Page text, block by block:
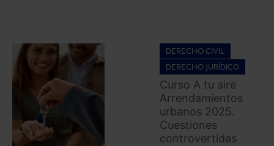
DERECHO CIVIL
DERECHO JURÍDICO
Curso A tu aire
Arrendamientos
urbanos 2025.
Cuestiones
controvertidas